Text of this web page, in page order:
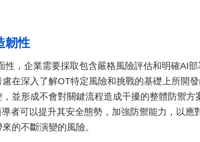
韌性
性，企業需要採取包含嚴格風險評估和明確AI
在深入了解OT特定風險和挑戰的基礎上所開
並形成不會對關鍵流程造成干擾的整體防禦方
者可以提升其安全態勢，加強防禦能力，以應
的不斷演變的風險。